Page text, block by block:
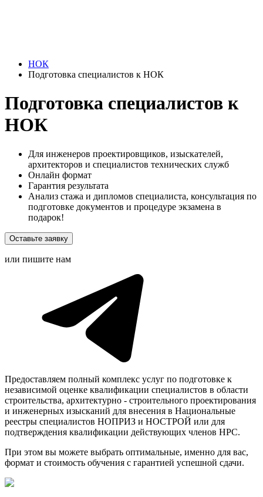
НОК
Подготовка специалистов к НОК
Подготовка специалистов к
НОК
Для инженеров проектировщиков, изыскателей,
архитекторов и специалистов технических служб
Онлайн формат
Гарантия результата
Анализ стажа и дипломов специалиста, консультация по
подготовке документов и процедуре экзамена в
подарок!
Оставьте заявку
или пишите нам
Предоставляем полный комплекс услуг по подготовке к
независимой оценке квалификации специалистов в области
строительства, архитектурно - строительного проектирования
и инженерных изысканий для внесения в Национальные
реестры специалистов НОПРИЗ и НОСТРОЙ или для
подтверждения квалификации действующих членов НРС.
При этом вы можете выбрать оптимальные, именно для вас,
формат и стоимость обучения с гарантией успешной сдачи.